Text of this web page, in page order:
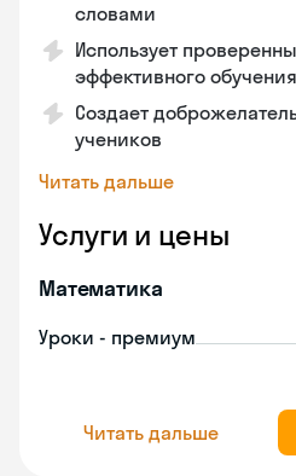
словами
Использует
эффективного обучения
Создает
учеников
Читать дальше
Услуги и цены
Математика
Уроки - премиум
Читать дальше